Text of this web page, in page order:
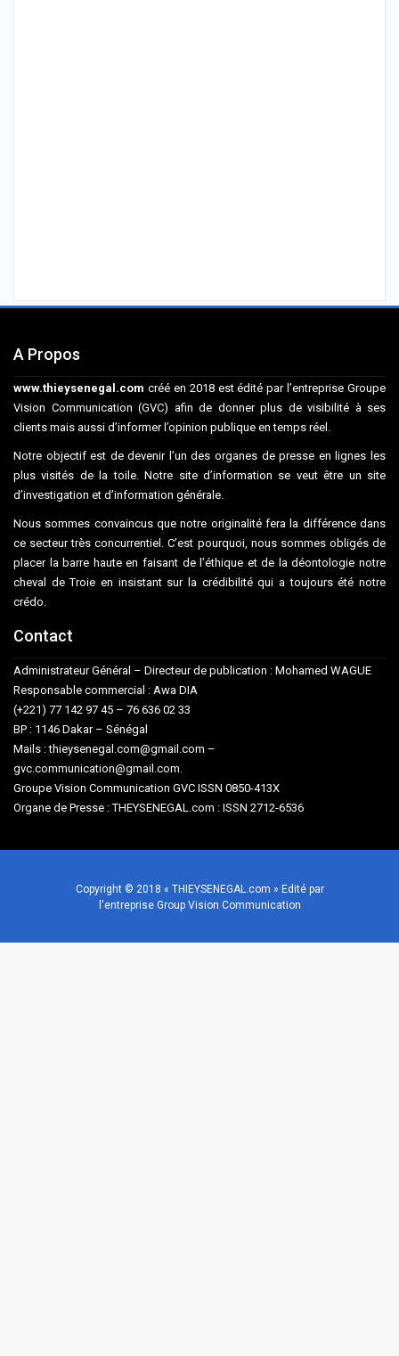
A Propos
www.thieysenegal.com créé en 2018 est édité par l’entreprise Groupe
Vision Communication (GVC) afin de donner plus de visibilité à ses
clients mais aussi d’informer l’opinion publique en temps réel.
Notre objectif est de devenir l’un des organes de presse en lignes les
plus visités de la toile. Notre site d’information se veut être un site
d’investigation et d’information générale.
Nous sommes convaincus que notre originalité fera la différence dans
ce secteur très concurrentiel. C’est pourquoi, nous sommes obligés de
placer la barre haute en faisant de l’éthique et de la déontologie notre
cheval de Troie en insistant sur la crédibilité qui a toujours été notre
crédo.
Contact
Administrateur Général – Directeur de publication : Mohamed WAGUE
Responsable commercial : Awa DIA
(+221) 77 142 97 45 – 76 636 02 33
BP : 1146 Dakar – Sénégal
Mails : thieysenegal.com@gmail.com –
gvc.communication@gmail.com.
Groupe Vision Communication GVC ISSN 0850-413X
Organe de Presse : THEYSENEGAL.com : ISSN 2712-6536
Copyright © 2018 « THIEYSENEGAL.com » Edité par
l'entreprise Group Vision Communication